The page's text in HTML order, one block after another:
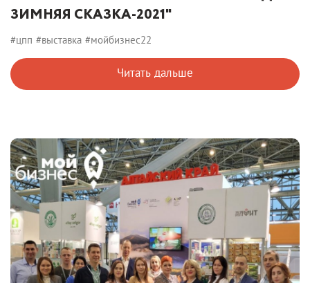
ЗИМНЯЯ СКАЗКА-2021"
#цпп #выставка #мойбизнес22
Читать дальше